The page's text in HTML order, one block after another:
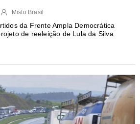
Misto Brasil
da Frente Ampla Democrática
de reeleição de Lula da Silva